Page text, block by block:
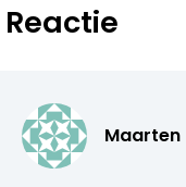
Reactie
Maarten